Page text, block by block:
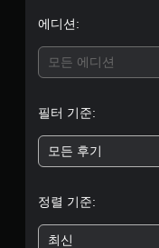
에디션:
모든 에디션
필터 기준:
모든 후기
정렬 기준:
최신